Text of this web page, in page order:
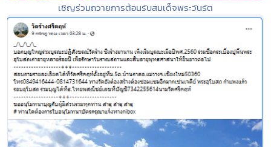
เชิญร่วมถวายการต้อนรับสมเด็จพระวันรัต